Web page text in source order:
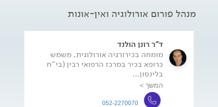
מנהל פורום אורולוגיה ואין-אונות
ד"ר רונן הולנד
מומחה בכירורגיה אורולוגית, משמש
כרופא בכיר במרכז הרפואי רבין (בי"ח
בלינסון...
המשך >
052-2270070